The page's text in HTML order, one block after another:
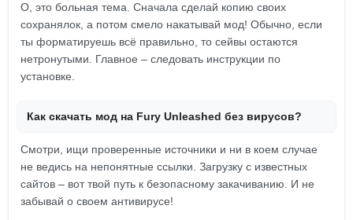
О, это больная тема. Сначала сделай копию своих
сохранялок, а потом смело накатывай мод! Обычно, если
ты форматируешь всё правильно, то сейвы остаются
нетронутыми. Главное – следовать инструкции по
установке.
Как скачать мод на Fury Unleashed без вирусов?
Смотри, ищи проверенные источники и ни в коем случае
не ведись на непонятные ссылки. Загрузку с известных
сайтов – вот твой путь к безопасному закачиванию. И не
забывай о своем антивирусе!